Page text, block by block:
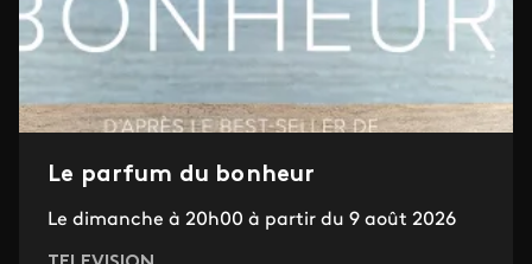
Le parfum du bonheur
Le dimanche à 20h00 à partir du 9 août 2026